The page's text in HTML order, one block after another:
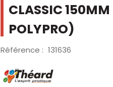
CLASSIC 150MM
POLYPRO)
Référence : 131636